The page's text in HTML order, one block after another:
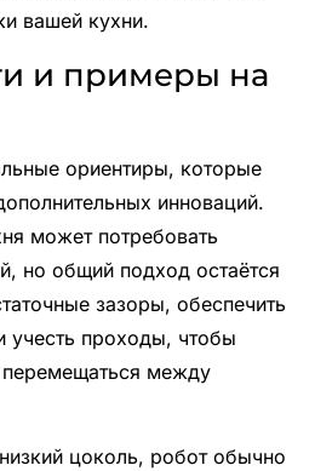
вашей кухни.
и примеры на
ориентиры, которые
инноваций.
может потребовать
но общий подход остаётся
зазоры, обеспечить
учесть проходы, чтобы
между
цоколь, робот обычно